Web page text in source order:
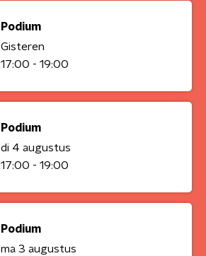
Podium
Gisteren
17:00 - 19:00
Podium
di 4 augustus
17:00 - 19:00
Podium
ma 3 augustus